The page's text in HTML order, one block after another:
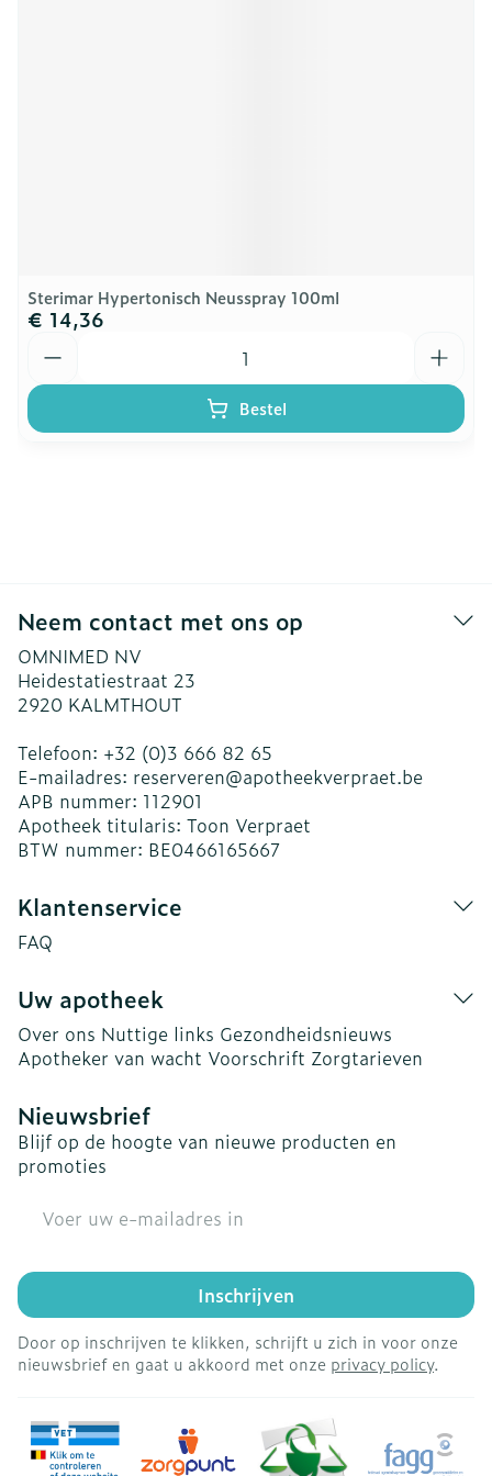
Sterimar Hypertonisch Neusspray 100ml
€ 14,36
Bestel
Neem contact met ons op
OMNIMED NV
Heidestatiestraat 23
2920 KALMTHOUT
Telefoon: +32 (0)3 666 82 65
E-mailadres: reserveren@apotheekverpraet.be
APB nummer: 112901
Apotheek titularis: Toon Verpraet
BTW nummer: BE0466165667
Klantenservice
FAQ
Uw apotheek
Over ons Nuttige links Gezondheidsnieuws
Apotheker van wacht Voorschrift Zorgtarieven
Nieuwsbrief
Blijf op de hoogte van nieuwe producten en
promoties
Inschrijven
Door op inschrijven te klikken, schrijft u zich in voor onze
nieuwsbrief en gaat u akkoord met onze privacy policy.